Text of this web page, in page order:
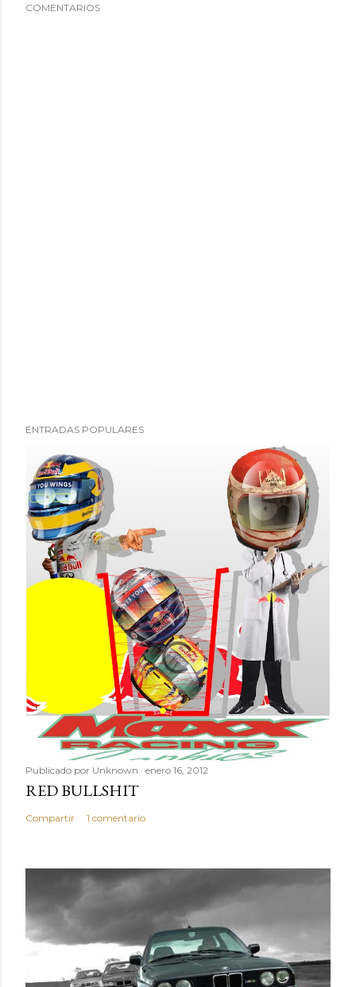
COMENTARIOS
ENTRADAS POPULARES
Publicado por Unknown enero 16, 2012
RED BULLSHIT
Compartir 1 comentario